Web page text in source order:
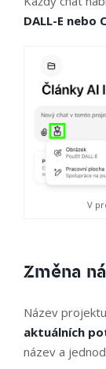
DALL-E nebo
V
Změna
Název
aktuálních
název a